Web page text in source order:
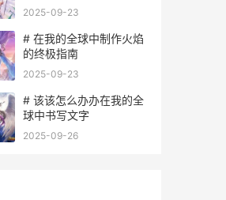
无不胜
2025-09-23
# 在我的全球中制作火焰
的终极指南
2025-09-23
# 该该怎么办办在我的全
球中书写文字
2025-09-26